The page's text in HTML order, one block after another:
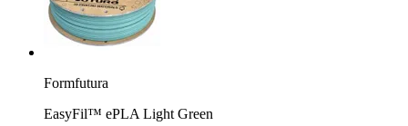
Formfutura
EasyFil™ ePLA Light Green